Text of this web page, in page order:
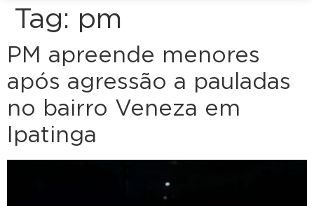
Tag: pm
PM apreende menores
após agressão a pauladas
no bairro Veneza em
Ipatinga